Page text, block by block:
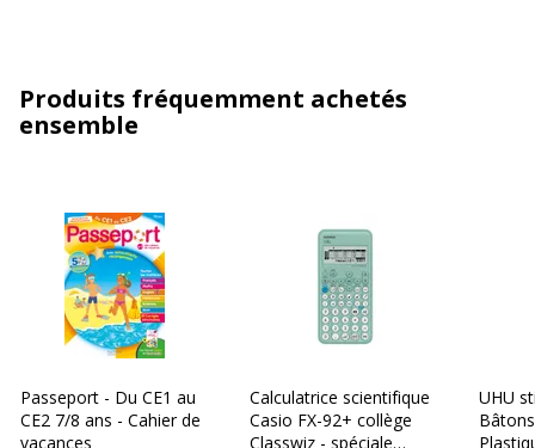
Produits fréquemment achetés
ensemble
Passeport - Du CE1 au
CE2 7/8 ans - Cahier de
vacances
Calculatrice scientifique
Casio FX-92+ collège
Classwiz - spéciale
UHU